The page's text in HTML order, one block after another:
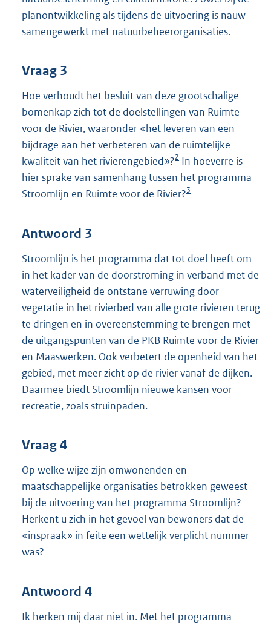
planontwikkeling als tijdens de uitvoering is nauw
samengewerkt met natuurbeheerorganisaties.
Vraag 3
Hoe verhoudt het besluit van deze grootschalige
bomenkap zich tot de doelstellingen van Ruimte
voor de Rivier, waaronder «het leveren van een
bijdrage aan het verbeteren van de ruimtelijke
kwaliteit van het rivierengebied»?2 In hoeverre is
hier sprake van samenhang tussen het programma
Stroomlijn en Ruimte voor de Rivier?3
Antwoord 3
Stroomlijn is het programma dat tot doel heeft om
in het kader van de doorstroming in verband met de
waterveiligheid de ontstane verruwing door
vegetatie in het rivierbed van alle grote rivieren terug
te dringen en in overeenstemming te brengen met
de uitgangspunten van de PKB Ruimte voor de Rivier
en Maaswerken. Ook verbetert de openheid van het
gebied, met meer zicht op de rivier vanaf de dijken.
Daarmee biedt Stroomlijn nieuwe kansen voor
recreatie, zoals struinpaden.
Vraag 4
Op welke wijze zijn omwonenden en
maatschappelijke organisaties betrokken geweest
bij de uitvoering van het programma Stroomlijn?
Herkent u zich in het gevoel van bewoners dat de
«inspraak» in feite een wettelijk verplicht nummer
was?
Antwoord 4
Ik herken mij daar niet in. Met het programma